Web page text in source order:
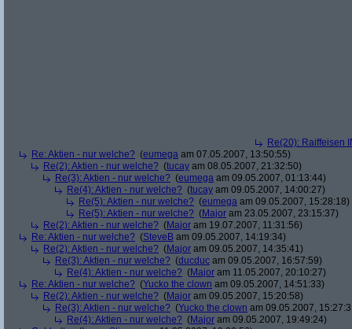
Re(20): Raiffeisen
Re: Aktien - nur welche? (eumega am 07.05.2007, 13:50:55)
Re(2): Aktien - nur welche? (tucay am 08.05.2007, 21:32:50)
Re(3): Aktien - nur welche? (eumega am 09.05.2007, 01:13:44)
Re(4): Aktien - nur welche? (tucay am 09.05.2007, 14:00:27)
Re(5): Aktien - nur welche? (eumega am 09.05.2007, 15:28:18)
Re(5): Aktien - nur welche? (Major am 23.05.2007, 23:15:37)
Re(2): Aktien - nur welche? (Major am 19.07.2007, 11:31:56)
Re: Aktien - nur welche? (SteveB am 09.05.2007, 14:19:34)
Re(2): Aktien - nur welche? (Major am 09.05.2007, 14:35:41)
Re(3): Aktien - nur welche? (ducduc am 09.05.2007, 16:57:59)
Re(4): Aktien - nur welche? (Major am 11.05.2007, 20:10:27)
Re: Aktien - nur welche? (Yucko the clown am 09.05.2007, 14:51:33)
Re(2): Aktien - nur welche? (Major am 09.05.2007, 15:20:58)
Re(3): Aktien - nur welche? (Yucko the clown am 09.05.2007,
Re(4): Aktien - nur welche? (Major am 09.05.2007, 19:49:24)